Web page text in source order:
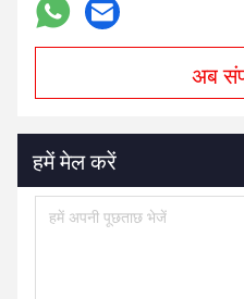
अब
हमें मेल करें